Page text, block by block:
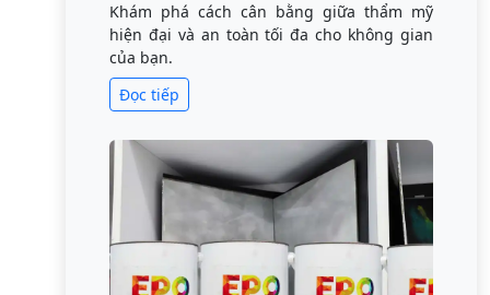
Khám phá cách cân bằng giữa thẩm mỹ
hiện đại và an toàn tối đa cho không gian
của bạn.
Đọc tiếp